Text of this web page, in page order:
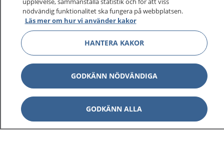
nödvändig funktionalitet ska fungera på webbplatsen.
Läs mer om hur vi använder kakor
HANTERA KAKOR
GODKÄNN NÖDVÄNDIGA
GODKÄNN ALLA